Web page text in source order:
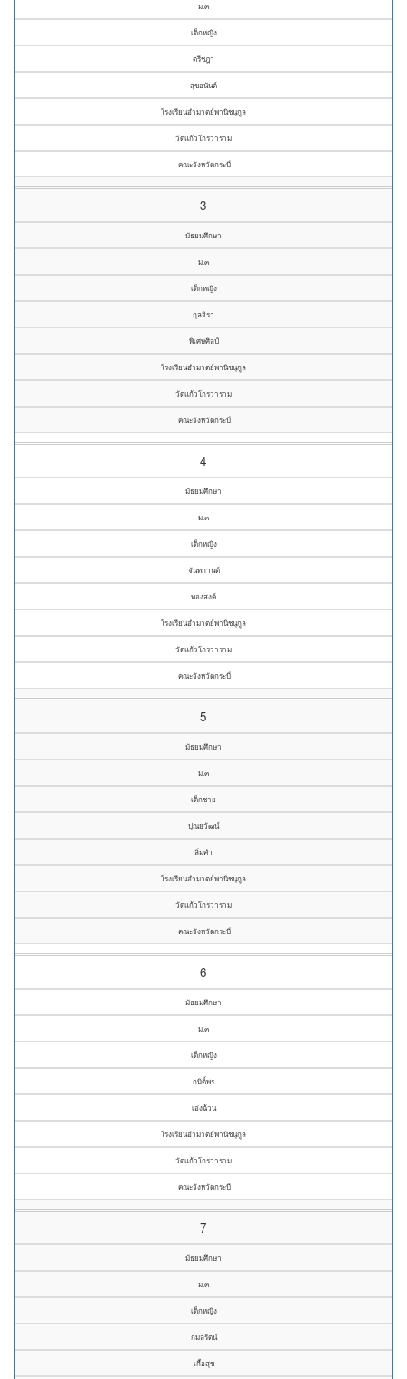
ม.๓
เด็กหญิง
ตรีชฎา
สุขอนันต์
โรงเรียนอำมาตย์พานิชนุกูล
วัดแก้วโกรวาราม
คณะจังหวัดกระบี่
3
มัธยมศึกษา
ม.๓
เด็กหญิง
กุลจิรา
พิเศษศิลป์
โรงเรียนอำมาตย์พานิชนุกูล
วัดแก้วโกรวาราม
คณะจังหวัดกระบี่
4
มัธยมศึกษา
ม.๓
เด็กหญิง
จันทกานต์
ทองสงค์
โรงเรียนอำมาตย์พานิชนุกูล
วัดแก้วโกรวาราม
คณะจังหวัดกระบี่
5
มัธยมศึกษา
ม.๓
เด็กชาย
ปุณยวัฒน์
ลิ่มคำ
โรงเรียนอำมาตย์พานิชนุกูล
วัดแก้วโกรวาราม
คณะจังหวัดกระบี่
6
มัธยมศึกษา
ม.๓
เด็กหญิง
กษิดิ์พร
เอ่งฉ้วน
โรงเรียนอำมาตย์พานิชนุกูล
วัดแก้วโกรวาราม
คณะจังหวัดกระบี่
7
มัธยมศึกษา
ม.๓
เด็กหญิง
กมลรัตน์
เกื้อสุข